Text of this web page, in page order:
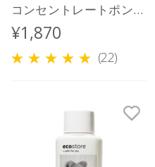
コンセントレートポンプ
＜ゼラニウム＆オレンジ
＞ 480mL
¥1,870
(22)